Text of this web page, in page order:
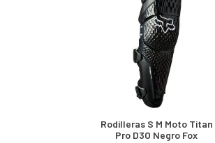
Rodilleras S M Moto Titan
Pro D3O Negro Fox